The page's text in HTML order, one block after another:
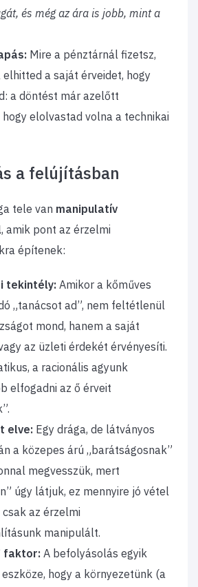
és még az ára is jobb, mint a
Mire a pénztárnál fizetsz,
elhitted a saját érveidet, hogy
a döntést már azelőtt
hogy elolvastad volna a technikai
a felújításban
tele van manipulatív
, amik pont az érzelmi
építenek:
tekintély: Amikor a kőműves
„tanácsot ad”, nem feltétlenül
mond, hanem a saját
az üzleti érdekét érvényesíti.
a racionális agyunk
elfogadni az ő érveit
elve: Egy drága, de látványos
a közepes árú „barátságosnak”
megvesszük, mert
úgy látjuk, ez mennyire jó vétel
az érzelmi
manipulált.
faktor:A befolyásolás egyik
hogy a környezetünk (a